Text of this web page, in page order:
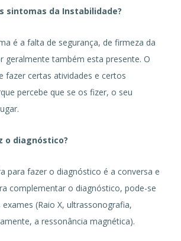
sintomas da Instabilidade?
é a falta de segurança, de firmeza da
geralmente também esta presente. O
fazer certas atividades e certos
percebe que se os fizer, o seu
o diagnóstico?
para fazer o diagnóstico é a conversa e
complementar o diagnóstico, pode-se
(Raio X, ultrassonografia,
a ressonância magnética).